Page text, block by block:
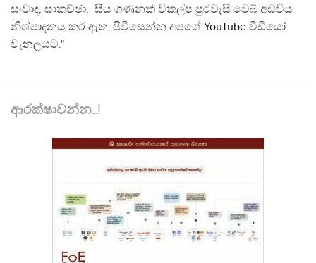
සංවාද, සාකච්ඡා, සිය ගණනක් විකල්ප පුරවැසි වෙබ් අඩවිය
නිශ්පාදනය කර ඇත. පිවිසෙන්න අපගේ YouTube වීඩියෝ
චැනලයට."
ආරක්ෂාවන්න..!